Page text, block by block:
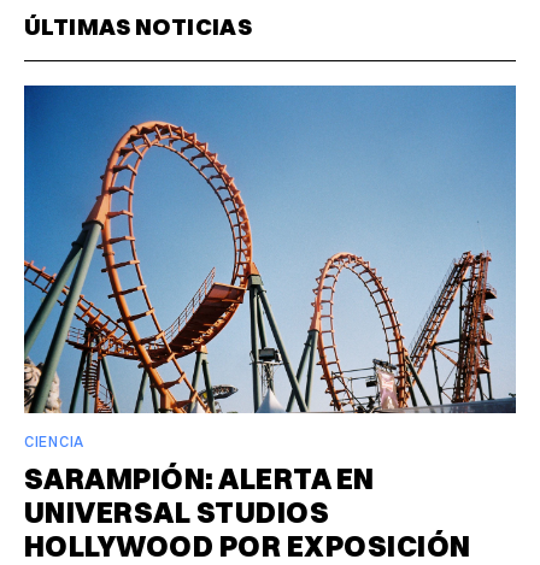
ÚLTIMAS NOTICIAS
CIENCIA
SARAMPIÓN: ALERTA EN
UNIVERSAL STUDIOS
HOLLYWOOD POR EXPOSICIÓN